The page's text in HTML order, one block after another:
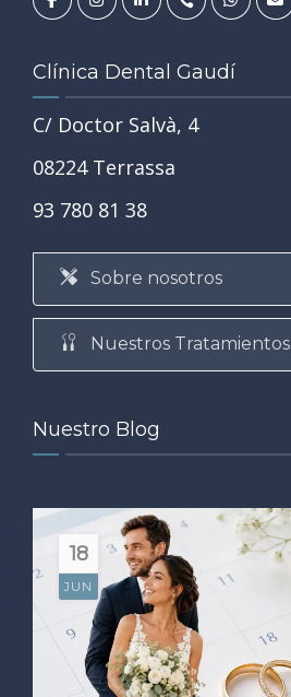
Clínica Dental Gaudí
C/ Doctor Salvà, 4
08224 Terrassa
93 780 81 38
Sobre nosotros
Nuestros Tratamientos
Nuestro Blog
18
JUN